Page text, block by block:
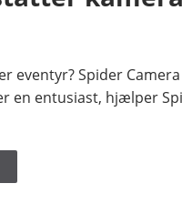
Spider
entusiast, hjælper